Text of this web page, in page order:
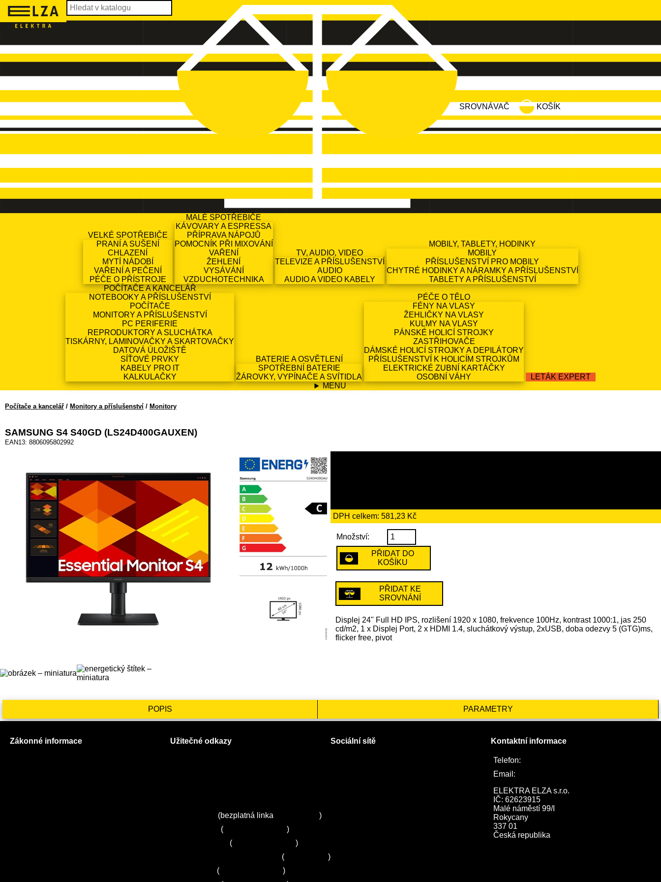
SROVNÁVAČ KOŠÍK
VELKÉ SPOTŘEBIČE
PRANÍ A SUŠENÍ
CHLAZENÍ
MYTÍ NÁDOBÍ
VAŘENÍ A PEČENÍ
PÉČE O PŘÍSTROJE
MALÉ SPOTŘEBIČE
KÁVOVARY A ESPRESSA
PŘÍPRAVA NÁPOJŮ
POMOCNÍK PŘI MIXOVÁNÍ
VAŘENÍ
ŽEHLENÍ
VYSÁVÁNÍ
VZDUCHOTECHNIKA
TV, AUDIO, VIDEO
TELEVIZE A PŘÍSLUŠENSTVÍ
AUDIO
AUDIO A VIDEO KABELY
MOBILY, TABLETY, HODINKY
MOBILY
PŘÍSLUŠENSTVÍ PRO MOBILY
CHYTRÉ HODINKY A NÁRAMKY A PŘÍSLUŠENSTVÍ
TABLETY A PŘÍSLUŠENSTVÍ
POČÍTAČE A KANCELÁŘ
NOTEBOOKY A PŘÍSLUŠENSTVÍ
POČÍTAČE
MONITORY A PŘÍSLUŠENSTVÍ
PC PERIFERIE
REPRODUKTORY A SLUCHÁTKA
TISKÁRNY, LAMINOVAČKY A SKARTOVAČKY
DATOVÁ ÚLOŽIŠTĚ
SÍŤOVÉ PRVKY
KABELY PRO IT
KALKULAČKY
BATERIE A OSVĚTLENÍ
SPOTŘEBNÍ BATERIE
ŽÁROVKY, VYPÍNAČE A SVÍTIDLA
PÉČE O TĚLO
FÉNY NA VLASY
ŽEHLIČKY NA VLASY
KULMY NA VLASY
PÁNSKÉ HOLICÍ STROJKY
ZASTŘIHOVAČE
DÁMSKÉ HOLICÍ STROJKY A DEPILÁTORY
PŘÍSLUŠENSTVÍ K HOLICÍM STROJKŮM
ELEKTRICKÉ ZUBNÍ KARTÁČKY
OSOBNÍ VÁHY
LETÁK EXPERT
MENU
Počítače a kancelář / Monitory a příslušenství / Monitory
SAMSUNG S4 S40GD (LS24D400GAUXEN)
EAN13: 8806095802992
DPH celkem: 581,23 Kč
Množství:
PŘIDAT DO
KOŠÍKU
PŘIDAT KE
SROVNÁNÍ
Displej 24" Full HD IPS, rozlišení 1920 x 1080, frekvence 100Hz, kontrast 1000:1, jas 250
cd/m2, 1 x Displej Port, 2 x HDMI 1.4, sluchátkový výstup, 2xUSB, doba odezvy 5 (GTG)ms,
flicker free, pivot
POPIS PARAMETRY
Zákonné informace Užitečné odkazy
(bezplatná linka
)
(
)
(
)
(
)
(
)
Sociální sítě Kontaktní informace
Telefon:
Email:
ELEKTRA ELZA s.r.o.
IČ: 62623915
Malé náměstí 99/I
Rokycany
337 01
Česká republika